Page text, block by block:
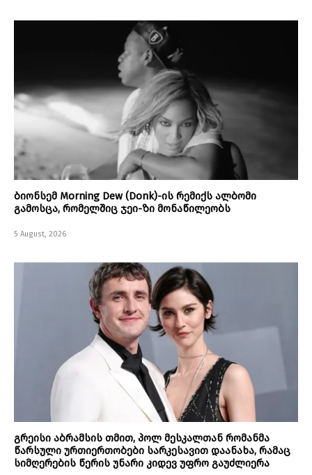
ბიონსემ Morning Dew (Donk)-ის რემიქს ალბომი
გამოსცა, რომელშიც ჯეი-ზი მონაწილეობს
5 August, 2026
გრეისი აბრამსის თმით, პოლ მესკალთან რომანმა
წარსული ურთიერთობები სარკესავით დაანახა, რამაც
სიმღერების წერის უნარი კიდევ უფრო გაუძლიერა